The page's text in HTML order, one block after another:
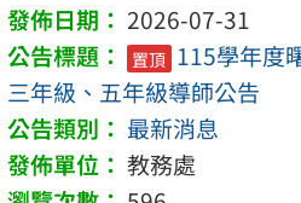
2026-07-31
置頂 115學年度
三年級、五年級導師公告
最新消息
教務處